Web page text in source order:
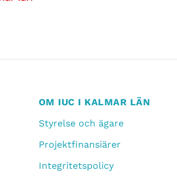
OM IUC I KALMAR LÄN
Styrelse och ägare
Projektfinansiärer
Integritetspolicy